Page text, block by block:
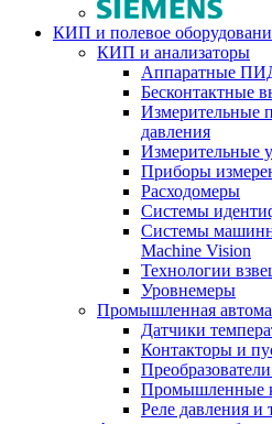
КИП и полевое
КИП и анализаторы
Аппаратные
Бесконтактные
Измерительные
давления
Измерительные
Приборы
Расходомеры
Системы
Системы
Machine Vision
Технологии
Уровнемеры
Промышленная
Датчики
Контакторы и
Промышленные
Реле давления и